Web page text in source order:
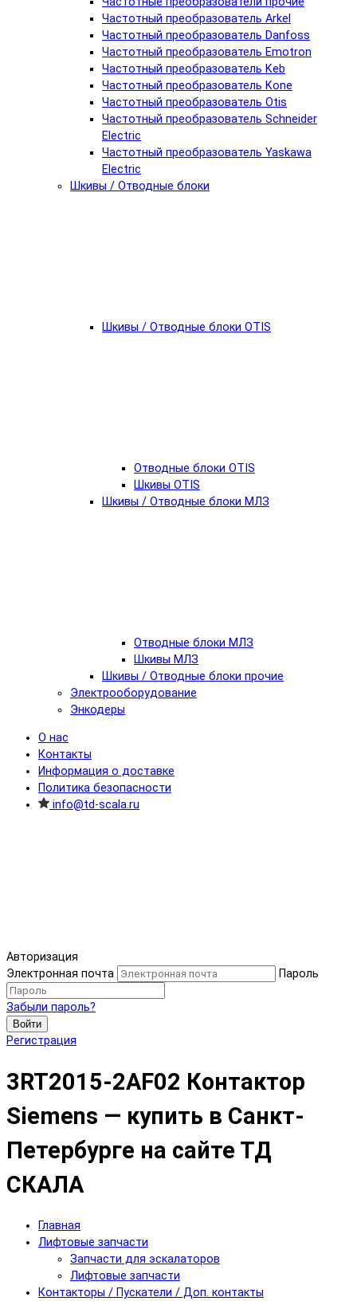
Частотный преобразователь Arkel
Частотный преобразователь Danfoss
Частотный преобразователь Emotron
Частотный преобразователь Keb
Частотный преобразователь Kone
Частотный преобразователь Otis
Частотный преобразователь Schneider
Electric
Частотный преобразователь Yaskawa
Electric
Шкивы / Отводные блоки
Шкивы / Отводные блоки OTIS
Отводные блоки OTIS
Шкивы OTIS
Шкивы / Отводные блоки МЛЗ
Отводные блоки МЛЗ
Шкивы МЛЗ
Шкивы / Отводные блоки прочие
Электрооборудование
Энкодеры
О нас
Контакты
Информация о доставке
Политика безопасности
info@td-scala.ru
Авторизация
Электронная почта
Пароль
Забыли пароль?
Войти
Регистрация
3RT2015-2AF02 Контактор
Siemens — купить в Санкт-
Петербурге на сайте ТД
СКАЛА
Главная
Лифтовые запчасти
Запчасти для эскалаторов
Лифтовые запчасти
Контакторы / Пускатели / Доп. контакты